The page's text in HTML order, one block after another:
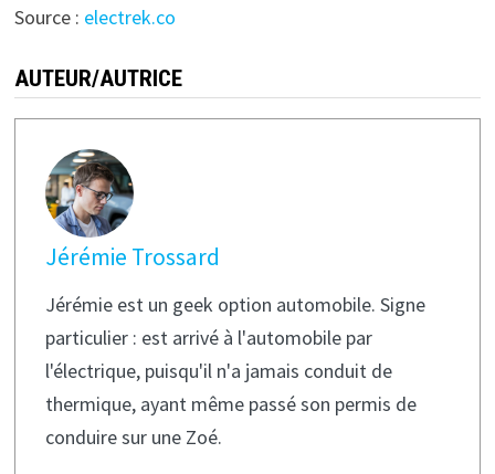
Source : electrek.co
AUTEUR/AUTRICE
Jérémie Trossard
Jérémie est un geek option automobile. Signe
particulier : est arrivé à l'automobile par
l'électrique, puisqu'il n'a jamais conduit de
thermique, ayant même passé son permis de
conduire sur une Zoé.